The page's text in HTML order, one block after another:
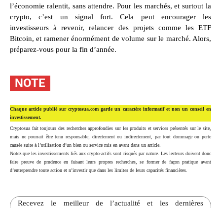
l’économie ralentit, sans attendre. Pour les marchés, et surtout la
crypto, c’est un signal fort. Cela peut encourager les
investisseurs à revenir, relancer des projets comme les ETF
Bitcoin, et ramener énormément de volume sur le marché. Alors,
préparez-vous pour la fin d’année.
NOTE
Chaque article publié sur cryptosua.com garde un caractère informatif et non un conseil en
investissement.
Cryptosua fait toujours des recherches approfondies sur les produits et services présentés sur le site,
mais ne pourrait être tenu responsable, directement ou indirectement, par tout dommage ou perte
causée suite à l’utilisation d’un bien ou service mis en avant dans un article.
Notez que les investissements liés aux crypto-actifs sont risqués par nature. Les lecteurs doivent donc
faire preuve de prudence en faisant leurs propres recherches, se former de façon pratique avant
d’entreprendre toute action et n’investir que dans les limites de leurs capacités financières.
Recevez le meilleur de l’actualité et les dernières